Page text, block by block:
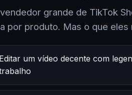
grande de TikTok
por produto. Mas o que eles
Editar um vídeo decente com